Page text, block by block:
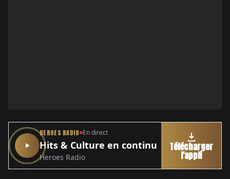
HEROES RADIO En direct
Hits & Culture en continu
Heroes Radio
Télécharger
l'appli